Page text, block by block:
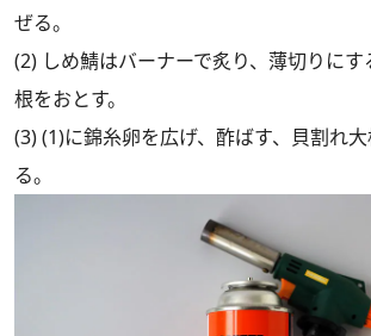
ぜる。
(2) しめ鯖はバーナーで炙り、薄切りに
根をおとす。
(3) (1)に錦糸卵を広げ、酢ばす、貝割れ
る。